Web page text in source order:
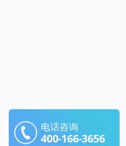
电话咨询
400-166-3656